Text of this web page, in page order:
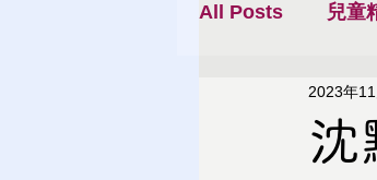
All Posts 兒童
沈
2023年